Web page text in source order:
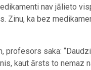
nav jālieto
Zinu, ka bez
profesors saka:
kaut ārsts to nemaz